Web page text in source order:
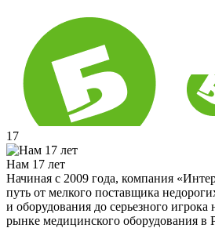
17
Нам 17 лет
Начиная с 2009 года, компания
путь от мелкого поставщика
и оборудования до серьезного
рынке медицинского оборудования в